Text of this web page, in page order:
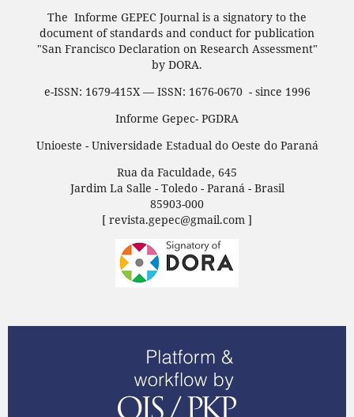
The Informe GEPEC Journal is a signatory to the
document of standards and conduct for publication
"San Francisco Declaration on Research Assessment"
by DORA.
e-ISSN: 1679-415X — ISSN: 1676-0670 - since 1996
Informe Gepec- PGDRA
Unioeste - Universidade Estadual do Oeste do Paraná
Rua da Faculdade, 645
Jardim La Salle - Toledo - Paraná - Brasil
85903-000
[ revista.gepec@gmail.com ]